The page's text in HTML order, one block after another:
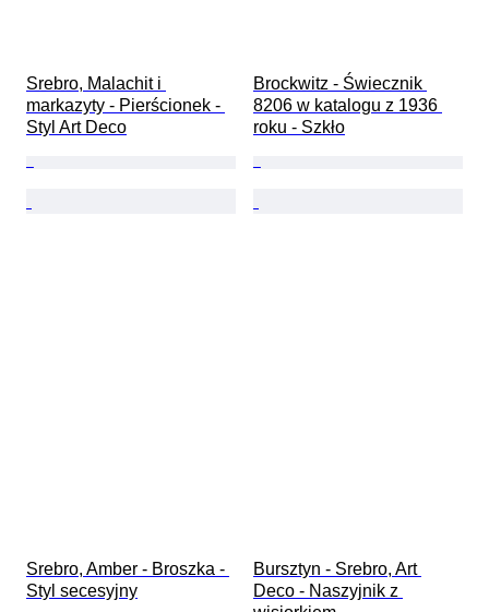
Srebro, Malachit i
markazyty - Pierścionek -
Styl Art Deco
Brockwitz - Świecznik
8206 w katalogu z 1936
roku - Szkło
Srebro, Amber - Broszka -
Styl secesyjny
Bursztyn - Srebro, Art
Deco - Naszyjnik z